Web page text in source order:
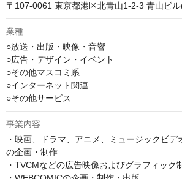
〒107-0061 東京都港区北青山1-2-3 青山ビ
業種
○放送・出版・映像・音響
○広告・デザイン・イベント
○その他マスコミ系
○インターネット関連
○その他サービス
事業内容
・映画、ドラマ、アニメ、ミュージックビデ
の企画・制作
・TVCMなどの広告映像およびグラフィック